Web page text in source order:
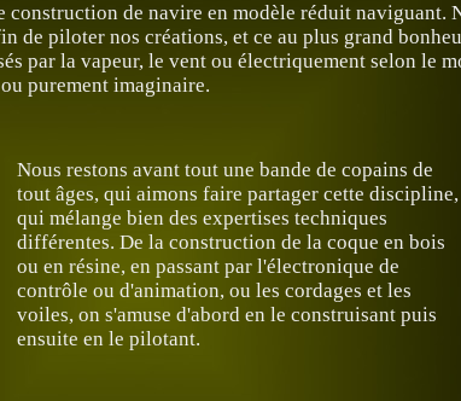
construction de navire en modèle réduit naviguant.
de piloter nos créations, et ce au plus grand
par la vapeur, le vent ou électriquement selon le
purement imaginaire.
Nous restons avant tout une bande de copains de
tout âges, qui aimons faire partager cette discipline,
qui mélange bien des expertises techniques
différentes. De la construction de la coque en bois
ou en résine, en passant par l'électronique de
contrôle ou d'animation, ou les cordages et les
voiles, on s'amuse d'abord en le construisant puis
ensuite en le pilotant.